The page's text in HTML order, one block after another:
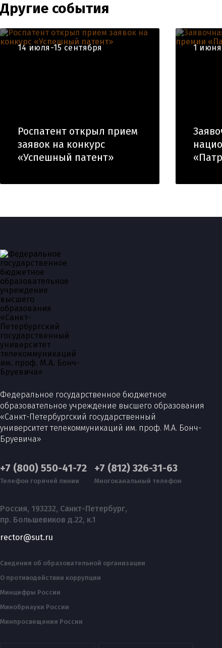
Другие события
14 июля-15 сентября
Роспатент открыл прием
заявок на конкурс
«Успешный патент»
1
Федеральное государственное бюджетное
образовательное учреждение высшего образования
«Санкт-Петербургский государственный
университет телекоммуникаций им. проф. М.А. Бонч-
Бруевича»
+7 (800) 550-41-72
Телефон горячей линии
+7 (812) 326-31-63
Многоканальный телефон
Россия, 193232, Санкт-Петербург,
пр. Большевиков д.22, к.1
rector@sut.ru
Сведения об образовательной организации
О противодействии коррупции
Минцифры России
Минобрнауки России
Минпросвещения России